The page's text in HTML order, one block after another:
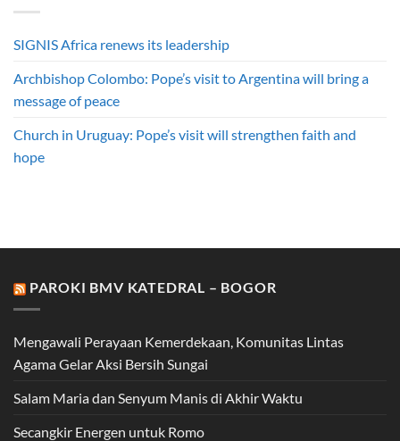
SIGNIS Africa renews its leadership
Archbishop Colombo: Pope’s visit to Argentina will bring a
message of peace
Church in Uruguay: Pope’s visit will strengthen faith and
hope
PAROKI BMV KATEDRAL – BOGOR
Mengawali Perayaan Kemerdekaan, Komunitas Lintas
Agama Gelar Aksi Bersih Sungai
Salam Maria dan Senyum Manis di Akhir Waktu
Secangkir Energen untuk Romo